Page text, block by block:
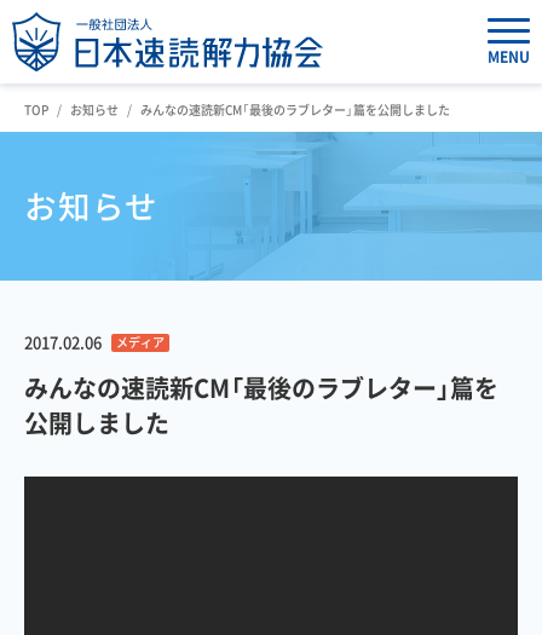
MENU
TOP お知らせ みんなの速読新CM「最後のラブレター」篇を公開しました
お知らせ
2017.02.06 メディア
みんなの速読新CM「最後のラブレター」篇を
公開しました